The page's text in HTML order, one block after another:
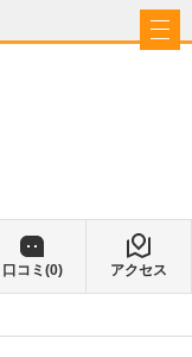
口コミ(0) アクセス